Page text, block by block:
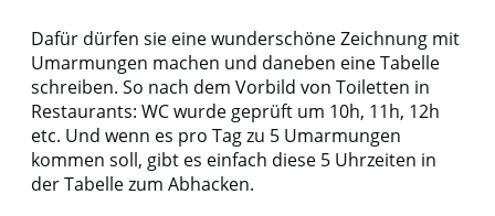
Dafür dürfen sie eine wunderschöne Zeichnung mit
Umarmungen machen und daneben eine Tabelle
schreiben. So nach dem Vorbild von Toiletten in
Restaurants: WC wurde geprüft um 10h, 11h, 12h
etc. Und wenn es pro Tag zu 5 Umarmungen
kommen soll, gibt es einfach diese 5 Uhrzeiten in
der Tabelle zum Abhacken.